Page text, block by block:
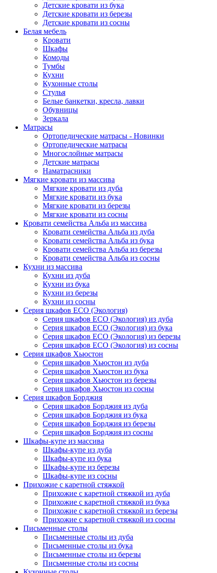
Детские кровати из бука
Детские кровати из березы
Детские кровати из сосны
Белая мебель
Кровати
Шкафы
Комоды
Тумбы
Кухни
Кухонные столы
Стулья
Белые банкетки, кресла, лавки
Обувницы
Зеркала
Матрасы
Ортопедические матрасы - Новинки
Ортопедические матрасы
Многослойные матрасы
Детские матрасы
Наматрасники
Мягкие кровати из массива
Мягкие кровати из дуба
Мягкие кровати из бука
Мягкие кровати из березы
Мягкие кровати из сосны
Кровати семейства Альба из массива
Кровати семейства Альба из дуба
Кровати семейства Альба из бука
Кровати семейства Альба из березы
Кровати семейства Альба из сосны
Кухни из массива
Кухни из дуба
Кухни из бука
Кухни из березы
Кухни из сосны
Серия шкафов ECO (Экология)
Серия шкафов ECO (Экология) из дуба
Серия шкафов ECO (Экология) из бука
Серия шкафов ECO (Экология) из березы
Серия шкафов ECO (Экология) из сосны
Серия шкафов Хьюстон
Серия шкафов Хьюстон из дуба
Серия шкафов Хьюстон из бука
Серия шкафов Хьюстон из березы
Серия шкафов Хьюстон из сосны
Серия шкафов Борджия
Серия шкафов Борджия из дуба
Серия шкафов Борджия из бука
Серия шкафов Борджия из березы
Серия шкафов Борджия из сосны
Шкафы-купе из массива
Шкафы-купе из дуба
Шкафы-купе из бука
Шкафы-купе из березы
Шкафы-купе из сосны
Прихожие с каретной стяжкой
Прихожие с каретной стяжкой из дуба
Прихожие с каретной стяжкой из бука
Прихожие с каретной стяжкой из березы
Прихожие с каретной стяжкой из сосны
Письменные столы
Письменные столы из дуба
Письменные столы из бука
Письменные столы из березы
Письменные столы из сосны